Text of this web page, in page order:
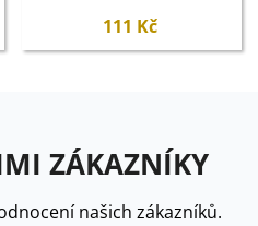
111 Kč
ZÁKAZNÍKY
našich zákazníků.